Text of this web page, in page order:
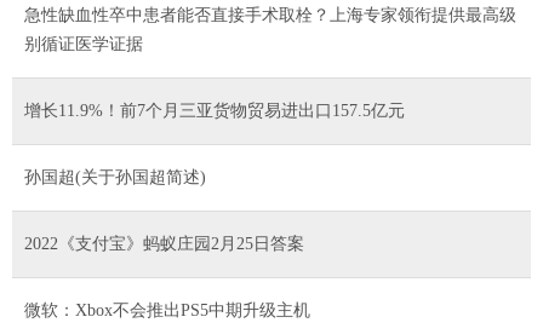
急性缺血性卒中患者能否直接手术取栓？上海专家领衔提供最高级
别循证医学证据
增长11.9%！前7个月三亚货物贸易进出口157.5亿元
孙国超(关于孙国超简述)
2022《支付宝》蚂蚁庄园2月25日答案
微软：Xbox不会推出PS5中期升级主机